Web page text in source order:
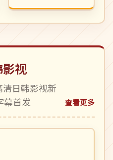
跑。氛围压抑写实，
硬核犯罪片佳作。
视
日韩影视新
幕首发
查看更多